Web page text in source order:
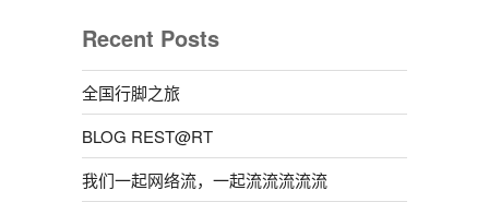
Recent Posts
全国行脚之旅
BLOG REST@RT
我们一起网络流，一起流流流流流